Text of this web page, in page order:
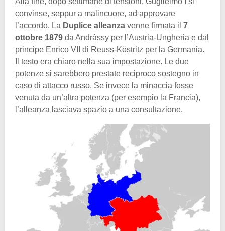
convinse, seppur a malincuore, ad approvare
l’accordo. La Duplice alleanza venne firmata il 7
ottobre 1879 da Andrássy per l’Austria-Ungheria e dal
principe Enrico VII di Reuss-Köstritz per la Germania.
Il testo era chiaro nella sua impostazione. Le due
potenze si sarebbero prestate reciproco sostegno in
caso di attacco russo. Se invece la minaccia fosse
venuta da un’altra potenza (per esempio la Francia),
l’alleanza lasciava spazio a una consultazione.